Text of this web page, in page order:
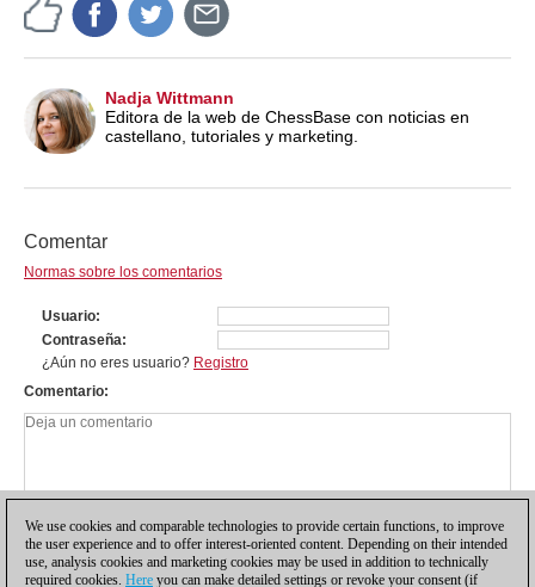
Nadja Wittmann
Editora de la web de ChessBase con noticias en
castellano, tutoriales y marketing.
Comentar
Normas sobre los comentarios
Usuario
Contraseña
¿Aún no eres usuario? Registro
Comentario
We use cookies and comparable technologies to provide certain functions, to improve
the user experience and to offer interest-oriented content. Depending on their intended
use, analysis cookies and marketing cookies may be used in addition to technically
required cookies. Here you can make detailed settings or revoke your consent (if